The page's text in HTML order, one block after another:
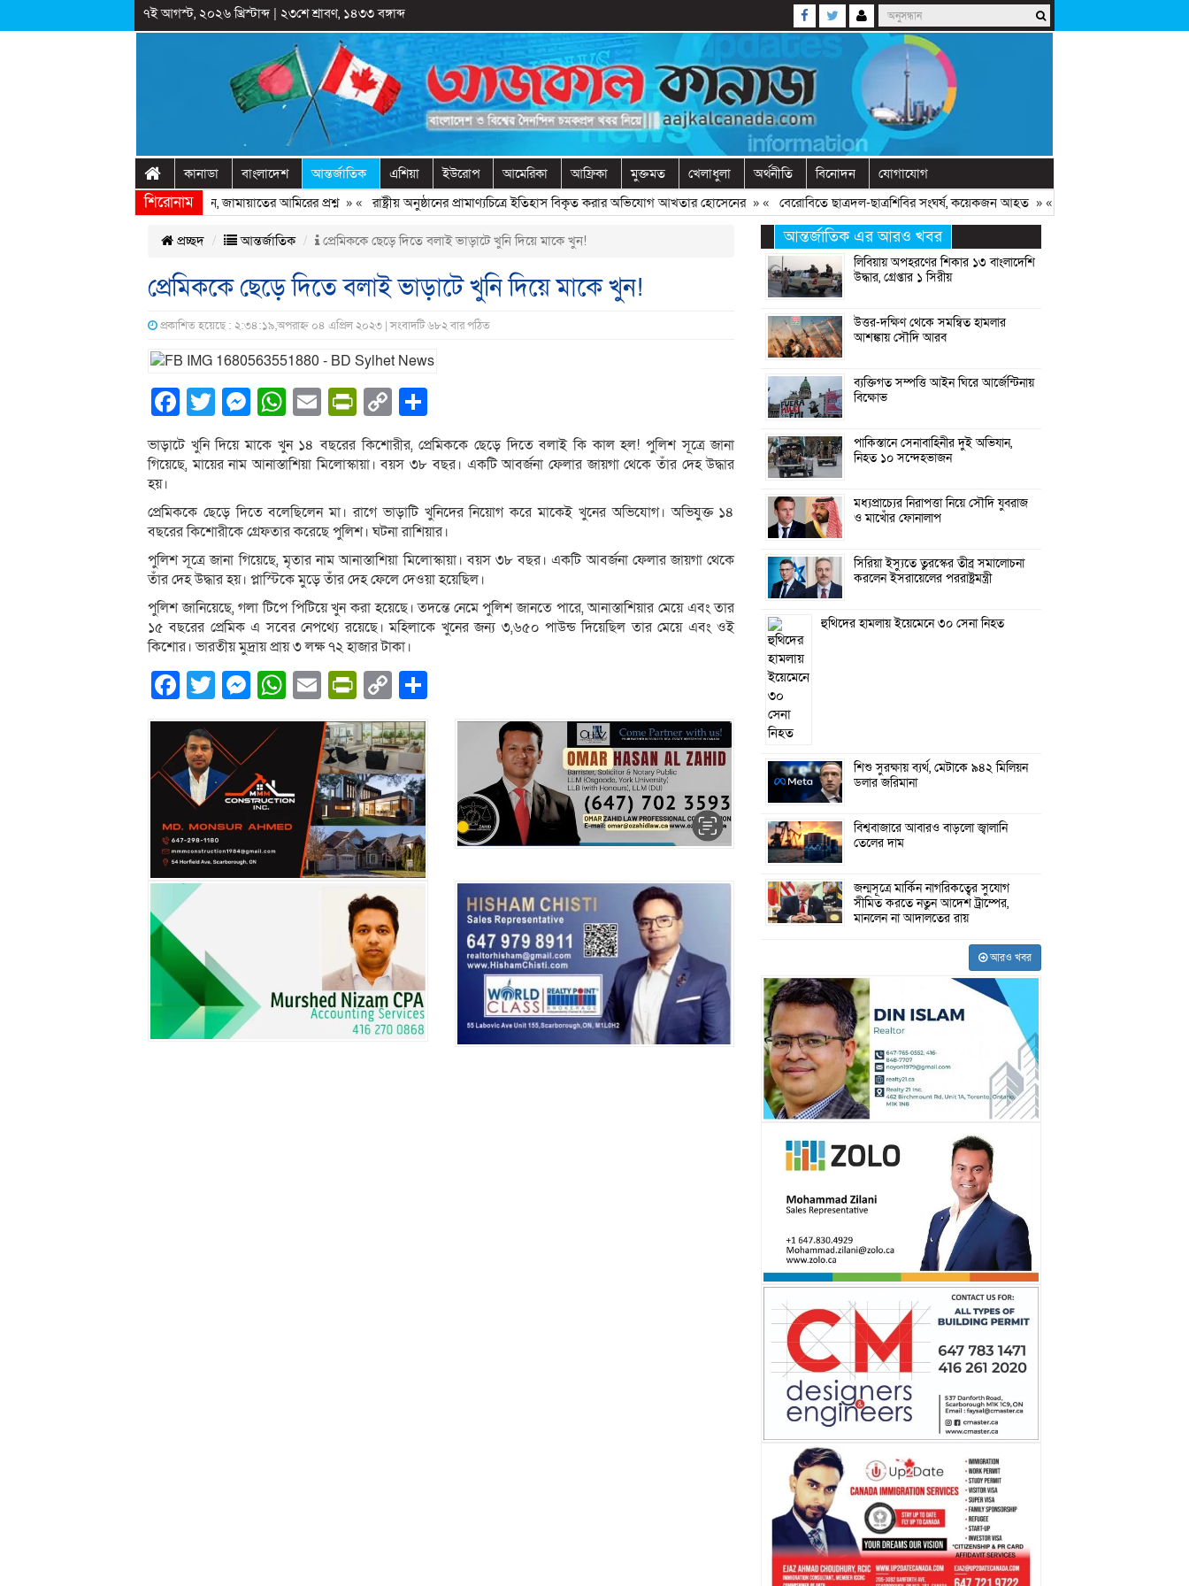
৭ই আগস্ট, ২০২৬ খ্রিস্টাব্দ| ২৩শে শ্রাবণ, ১৪৩৩ বঙ্গাব্দ
কানাডা বাংলাদেশ আন্তর্জাতিক এশিয়া ইউরোপ আমেরিকা আফ্রিকা মুক্তমত খেলাধুলা অর্থনীতি বিনোদন যোগাযোগ
শিরোনাম
ফিরিয়ে আনতে দেরি হচ্ছে কেন, জামায়াতের আমিরের প্রশ্ন» «রাষ্ট্রীয় অনুষ্ঠানের প্রামাণ্যচিত্রে ইতিহাস বিকৃত করার অভিযোগ আখতার হোসেনের» «বেরোবিতে ছাত্রদল-ছাত্রশিবির সংঘর্ষ, কয়েকজন আহত» «অনুষ্ঠানে বক্তব্যের আগে চোখে
প্রচ্ছদ আন্তর্জাতিক প্রেমিককে ছেড়ে দিতে বলাই ভাড়াটে খুনি দিয়ে মাকে খুন!
প্রেমিককে ছেড়ে দিতে বলাই ভাড়াটে খুনি দিয়ে মাকে খুন!
প্রকাশিত হয়েছে : ২:৩৪:১৯,অপরাহ্ন ০৪ এপ্রিল ২০২৩ | সংবাদটি ৬৮২ বার পঠিত
Facebook
Twitter
Messenger
WhatsApp
EmailPrintFriendly
Copy
Link
ভাড়াটে খুনি দিয়ে মাকে খুন ১৪ বছরের কিশোরীর, প্রেমিককে ছেড়ে দিতে বলাই কি কাল হল! পুলিশ সূত্রে জানা
গিয়েছে, মায়ের নাম আনাস্তাশিয়া মিলোস্কায়া। বয়স ৩৮ বছর। একটি আবর্জনা ফেলার জায়গা থেকে তাঁর দেহ উদ্ধার
হয়।
প্রেমিককে ছেড়ে দিতে বলেছিলেন মা। রাগে ভাড়াটি খুনিদের নিয়োগ করে মাকেই খুনের অভিযোগ। অভিযু্ক্ত ১৪
বছরের কিশোরীকে গ্রেফতার করেছে পুলিশ। ঘটনা রাশিয়ার।
পুলিশ সূত্রে জানা গিয়েছে, মৃতার নাম আনাস্তাশিয়া মিলোস্কায়া। বয়স ৩৮ বছর। একটি আবর্জনা ফেলার জায়গা থেকে
তাঁর দেহ উদ্ধার হয়। প্লাস্টিকে মুড়ে তাঁর দেহ ফেলে দেওয়া হয়েছিল।
পুলিশ জানিয়েছে, গলা টিপে পিটিয়ে খুন করা হয়েছে। তদন্তে নেমে পুলিশ জানতে পারে, আনাস্তাশিয়ার মেয়ে এবং তার
১৫ বছরের প্রেমিক এ সবের নেপথ্যে রয়েছে। মহিলাকে খুনের জন্য ৩,৬৫০ পাউন্ড দিয়েছিল তার মেয়ে এবং ওই
কিশোর। ভারতীয় মুদ্রায় প্রায় ৩ লক্ষ ৭২ হাজার টাকা।
Facebook
Twitter
Messenger
WhatsApp
EmailPrintFriendly
Copy
Link
আন্তর্জাতিক এর আরও খবর
লিবিয়ায় অপহরণের শিকার ১৩ বাংলাদেশি
উদ্ধার, গ্রেপ্তার ১ সিরীয়
উত্তর-দক্ষিণ থেকে সমন্বিত হামলার
আশঙ্কায় সৌদি আরব
ব্যক্তিগত সম্পত্তি আইন ঘিরে আর্জেন্টিনায়
বিক্ষোভ
পাকিস্তানে সেনাবাহিনীর দুই অভিযান,
নিহত ১০ সন্দেহভাজন
মধ্যপ্রাচ্যের নিরাপত্তা নিয়ে সৌদি যুবরাজ
ও মাখোঁর ফোনালাপ
সিরিয়া ইস্যুতে তুরস্কের তীব্র সমালোচনা
করলেন ইসরায়েলের পররাষ্ট্রমন্ত্রী
হুথিদের হামলায় ইয়েমেনে ৩০ সেনা নিহত
শিশু সুরক্ষায় ব্যর্থ, মেটাকে ৯৪২ মিলিয়ন
ডলার জরিমানা
বিশ্ববাজারে আবারও বাড়লো জ্বালানি
তেলের দাম
জন্মসূত্রে মার্কিন নাগরিকত্বের সুযোগ
সীমিত করতে নতুন আদেশ ট্রাম্পের,
মানলেন না আদালতের রায়
আরও খবর